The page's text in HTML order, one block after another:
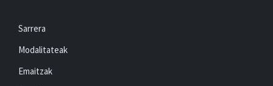
Sarrera
Modalitateak
Emaitzak